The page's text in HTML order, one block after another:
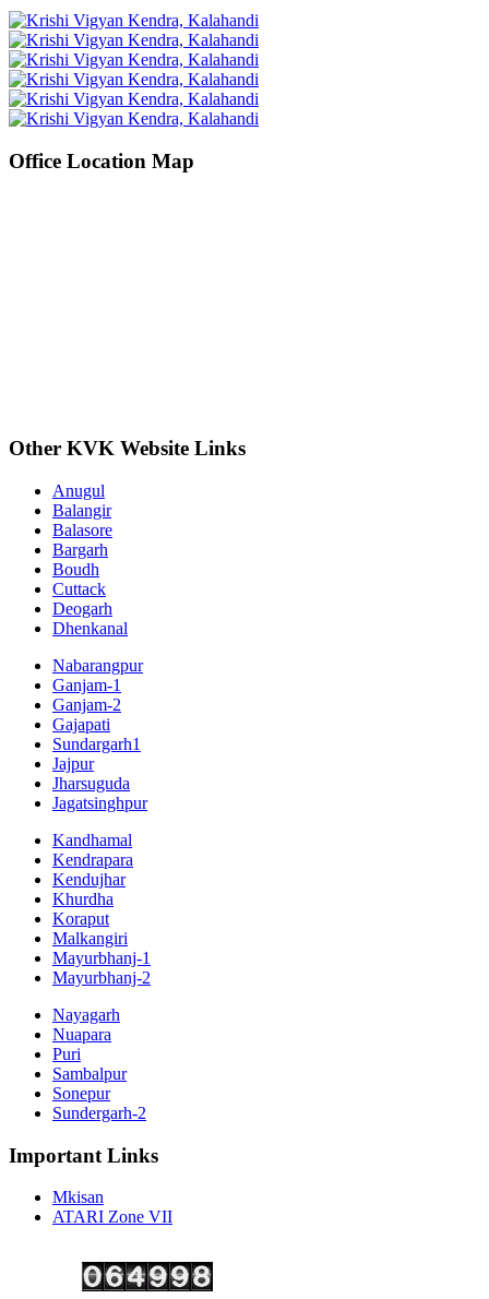
Office Location Map
Other KVK Website Links
Anugul
Balangir
Balasore
Bargarh
Boudh
Cuttack
Deogarh
Dhenkanal
Nabarangpur
Ganjam-1
Ganjam-2
Gajapati
Sundargarh1
Jajpur
Jharsuguda
Jagatsinghpur
Kandhamal
Kendrapara
Kendujhar
Khurdha
Koraput
Malkangiri
Mayurbhanj-1
Mayurbhanj-2
Nayagarh
Nuapara
Puri
Sambalpur
Sonepur
Sundergarh-2
Important Links
Mkisan
ATARI Zone VII